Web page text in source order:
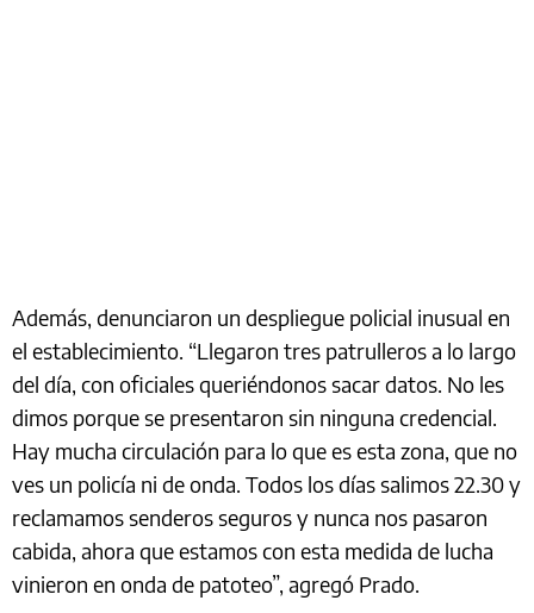
Además, denunciaron un despliegue policial inusual en
el establecimiento. “Llegaron tres patrulleros a lo largo
del día, con oficiales queriéndonos sacar datos. No les
dimos porque se presentaron sin ninguna credencial.
Hay mucha circulación para lo que es esta zona, que no
ves un policía ni de onda. Todos los días salimos 22.30 y
reclamamos senderos seguros y nunca nos pasaron
cabida, ahora que estamos con esta medida de lucha
vinieron en onda de patoteo”, agregó Prado.